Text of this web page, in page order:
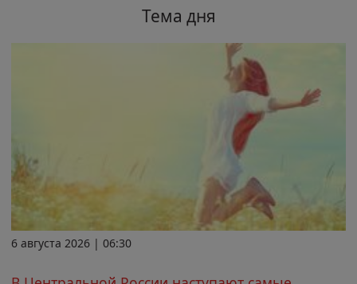
Тема дня
6 августа 2026 | 06:30